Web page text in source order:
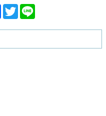
Facebook
Twitter